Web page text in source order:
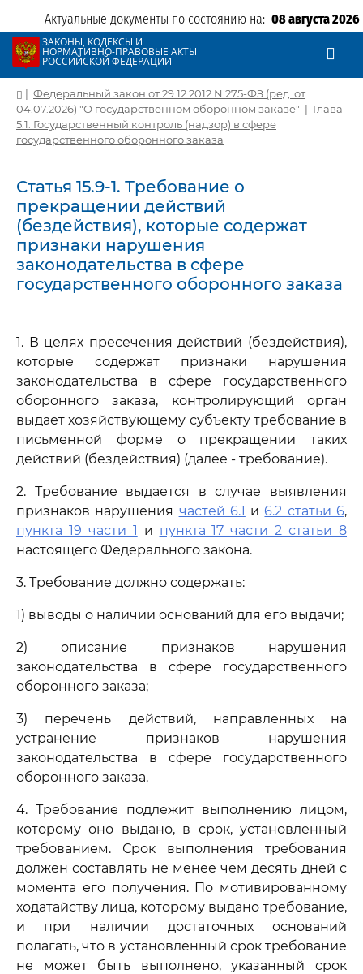
Актуальные документы по состоянию на: 08 августа 2026
ЗАКОНЫ, КОДЕКСЫ И
НОРМАТИВНО-ПРАВОВЫЕ АКТЫ
РОССИЙСКОЙ ФЕДЕРАЦИИ
| Федеральный закон от 29.12.2012 N 275-ФЗ (ред. от
04.07.2026) "О государственном оборонном заказе" | Глава
5.1. Государственный контроль (надзор) в сфере
государственного оборонного заказа
Статья 15.9-1. Требование о
прекращении действий
(бездействия), которые содержат
признаки нарушения
законодательства в сфере
государственного оборонного заказа
1. В целях пресечения действий (бездействия),
которые содержат признаки нарушения
законодательства в сфере государственного
оборонного заказа, контролирующий орган
выдает хозяйствующему субъекту требование в
письменной форме о прекращении таких
действий (бездействия) (далее - требование).
2. Требование выдается в случае выявления
признаков нарушения частей 6.1 и6.2 статьи 6,
пункта 19 части 1 и пункта 17 части 2 статьи 8
настоящего Федерального закона.
3. Требование должно содержать:
1) выводы о наличии оснований для его выдачи;
2) описание признаков нарушения
законодательства в сфере государственного
оборонного заказа;
3) перечень действий, направленных на
устранение признаков нарушения
законодательства в сфере государственного
оборонного заказа.
4. Требование подлежит выполнению лицом,
которому оно выдано, в срок, установленный
требованием. Срок выполнения требования
должен составлять не менее чем десять дней с
момента его получения. По мотивированному
ходатайству лица, которому выдано требование,
и при наличии достаточных оснований
полагать, что в установленный срок требование
не может быть выполнено, указанный срок